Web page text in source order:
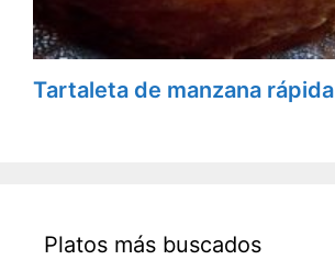
Tartaleta de manzana rápida
Platos más buscados